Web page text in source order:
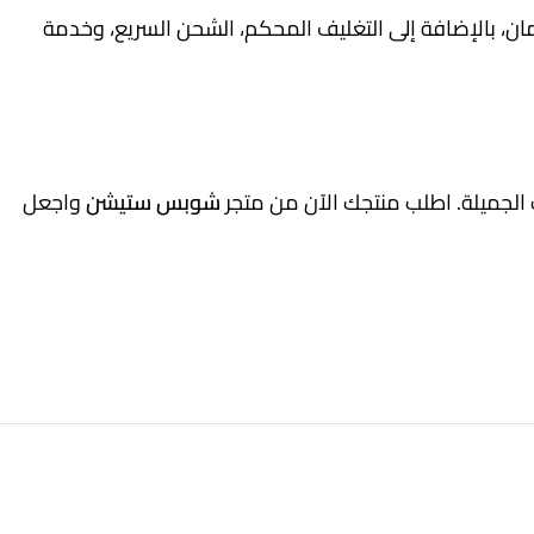
بالإضافة إلى التغليف المحكم، الشحن السريع، وخدمة
الجميلة. اطلب منتجك الآن من متجرشوبس ستيشنواجعل